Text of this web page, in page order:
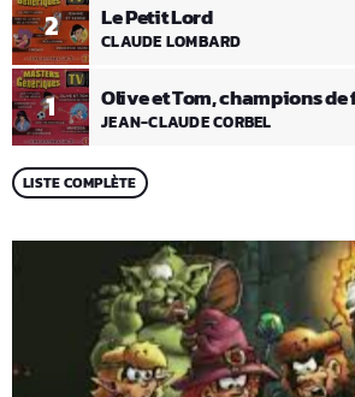
1 Olive et Tom, champions de
JEAN-CLAUDE CORBEL
2 Le Petit Lord
CLAUDE LOMBARD
LISTE COMPLÈTE